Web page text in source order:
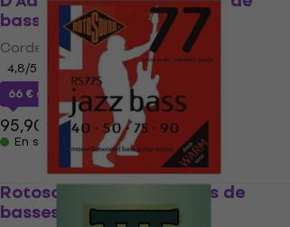
basses
Cordes de basses
4,8/5
66 € avec le codeMUZMUZ-30
95,90 €
En stock
Rotosound RS77S Cordes de
basses